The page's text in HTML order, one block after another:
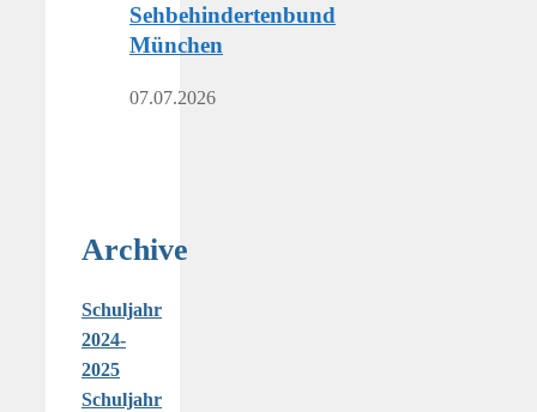
Sehbehindertenbund
München
07.07.2026
Archive
Schuljahr
2024-
2025
Schuljahr